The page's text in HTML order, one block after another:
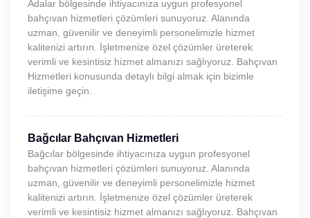
Adalar bölgesinde ihtiyacınıza uygun profesyonel
bahçıvan hizmetleri çözümleri sunuyoruz. Alanında
uzman, güvenilir ve deneyimli personelimizle hizmet
kalitenizi artırın. İşletmenize özel çözümler üreterek
verimli ve kesintisiz hizmet almanızı sağlıyoruz. Bahçıvan
Hizmetleri konusunda detaylı bilgi almak için bizimle
iletişime geçin.
Bağcılar Bahçıvan Hizmetleri
Bağcılar bölgesinde ihtiyacınıza uygun profesyonel
bahçıvan hizmetleri çözümleri sunuyoruz. Alanında
uzman, güvenilir ve deneyimli personelimizle hizmet
kalitenizi artırın. İşletmenize özel çözümler üreterek
verimli ve kesintisiz hizmet almanızı sağlıyoruz. Bahçıvan